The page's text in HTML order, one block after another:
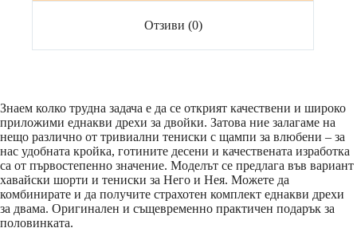
Отзиви (0)
Знаем колко трудна задача е да се открият качествени и широко
приложими еднакви дрехи за двойки. Затова ние залагаме на
нещо различно от тривиални тениски с щампи за влюбени – за
нас удобната кройка, готините десени и качествената изработка
са от първостепенно значение. Моделът се предлага във вариант
хавайски шорти и тениски за Него и Нея. Можете да
комбинирате и да получите страхотен комплект еднакви дрехи
за двама. Оригинален и същевременно практичен подарък за
половинката.